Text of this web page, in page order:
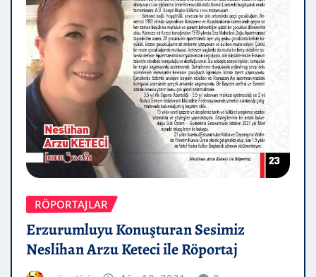
RÖPORTAJLAR
Erzurumluyu Konuşturan Sesimiz
Neslihan Arzu Keteci ile Röportaj